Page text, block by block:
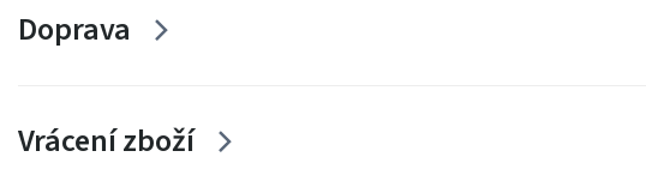
Doprava
Vrácení zboží